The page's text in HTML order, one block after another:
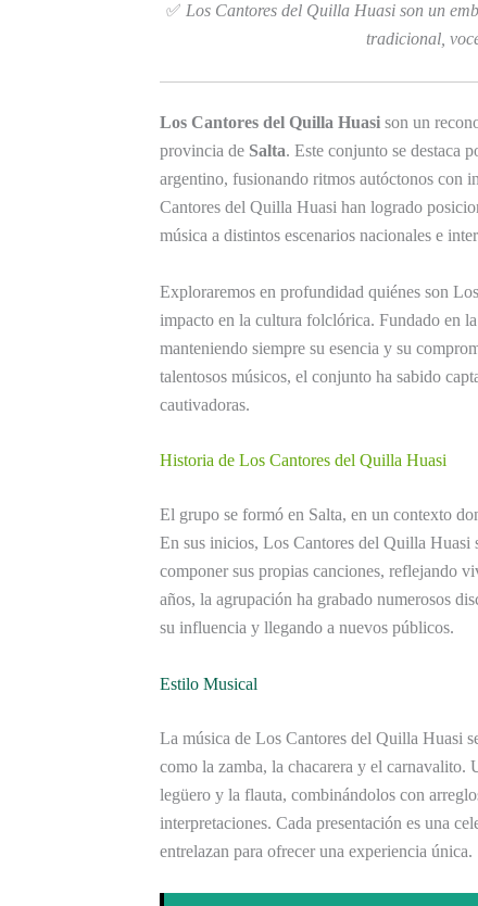
✅ Los Cantores del Quilla Huasi son un
tradicional,
Los Cantores del Quilla Huasi son un
provincia de Salta. Este conjunto se destaca
argentino, fusionando ritmos autóctonos con
Cantores del Quilla Huasi han logrado
música a distintos escenarios nacionales e
Exploraremos en profundidad quiénes son
impacto en la cultura folclórica. Fundado en
manteniendo siempre su esencia y su
talentosos músicos, el conjunto ha sabido
cautivadoras.
Historia de Los Cantores del Quilla Huasi
El grupo se formó en Salta, en un contexto
En sus inicios, Los Cantores del Quilla Huasi
componer sus propias canciones, reflejando
años, la agrupación ha grabado numerosos
su influencia y llegando a nuevos públicos.
Estilo Musical
La música de Los Cantores del Quilla Huasi
como la zamba, la chacarera y el
legüero y la flauta, combinándolos con
interpretaciones. Cada presentación es una
entrelazan para ofrecer una experiencia única.